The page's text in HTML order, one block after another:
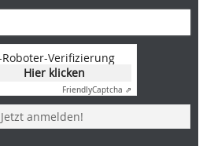
Verifizierung
Hier klicken
FriendlyCaptcha ⇗
anmelden!